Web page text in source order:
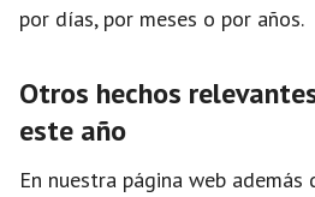
por días, por meses o por años.
Otros hechos
este año
En nuestra página web